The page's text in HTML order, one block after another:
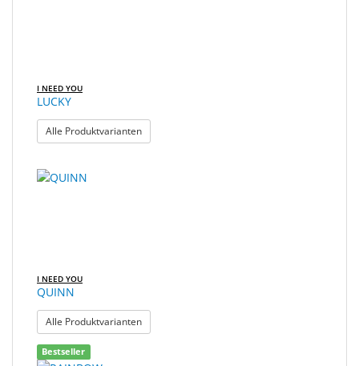
I NEED YOU
LUCKY
Alle Produktvarianten: LUCKY
I NEED YOU
QUINN
Alle Produktvarianten: QUINN
Bestseller